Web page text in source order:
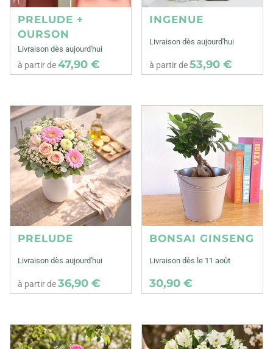
PRELUDE +
OURSON
Livraison dès aujourd'hui
à partir de47,90 €
INGENUE
Livraison dès aujourd'hui
à partir de53,90 €
PRELUDE
Livraison dès aujourd'hui
à partir de36,90 €
BONSAI GINSENG
Livraison dès le 11 août
30,90 €